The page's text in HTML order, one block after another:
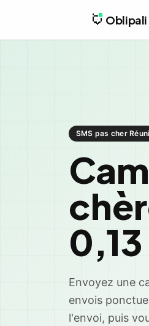
Oblipali
SMS pas cher
Envoyez une
envois
l'envoi, puis